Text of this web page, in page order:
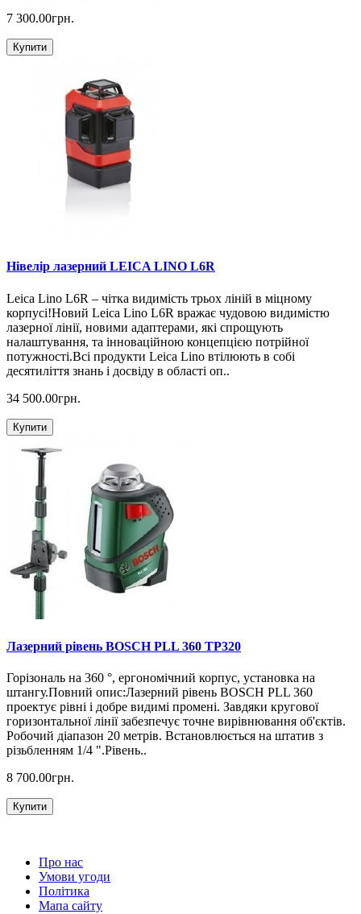
7 300.00грн.
Купити
Нівелір лазерний LEICA LINO L6R
Leica Lino L6R – чітка видимість трьох ліній в міцному
корпусі!Новий Leica Lino L6R вражає чудовою видимістю
лазерної лінії, новими адаптерами, які спрощують
налаштування, та інноваційною концепцією потрійної
потужності.Всі продукти Leica Lino втілюють в собі
десятиліття знань і досвіду в області оп..
34 500.00грн.
Купити
Лазерний рівень BOSCH PLL 360 TP320
Горізональ на 360 °, ергономічний корпус, установка на
штангу.Повний опис:Лазерний рівень BOSCH PLL 360
проектує рівні і добре видимі промені. Завдяки кругової
горизонтальної лінії забезпечує точне вирівнювання об'єктів.
Робочий діапазон 20 метрів. Встановлюється на штатив з
різьбленням 1/4 ".Рівень..
8 700.00грн.
Купити
Про нас
Умови угоди
Політика
Мапа сайту